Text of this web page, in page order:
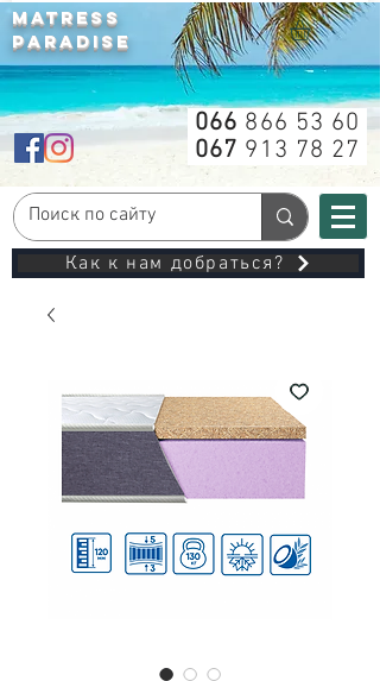
MATRESS
PARADISE
066 866 53 60
067 913 78 27
Как к нам добраться?